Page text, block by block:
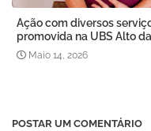
Ação com diversos
promovida na UBS Alto
Maio 14, 2026
POSTAR UM COMENTÁRIO